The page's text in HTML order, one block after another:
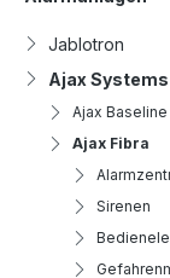
Jablotron
Ajax Systems
Ajax Baseline
Ajax Fibra
Sirenen